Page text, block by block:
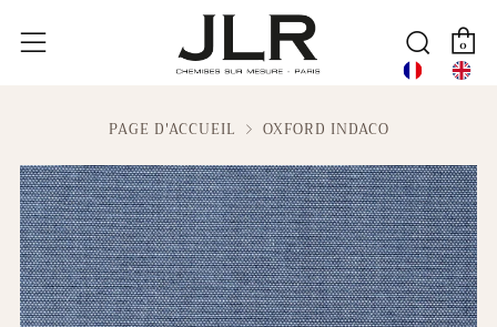
Menu
0
PAGE D'ACCUEIL OXFORD INDACO